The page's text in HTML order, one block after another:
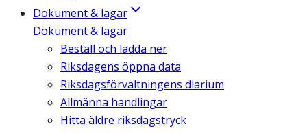
Dokument & lagar
Dokument & lagar
Beställ och ladda ner
Riksdagens öppna data
Riksdagsförvaltningens diarium
Allmänna handlingar
Hitta äldre riksdagstryck